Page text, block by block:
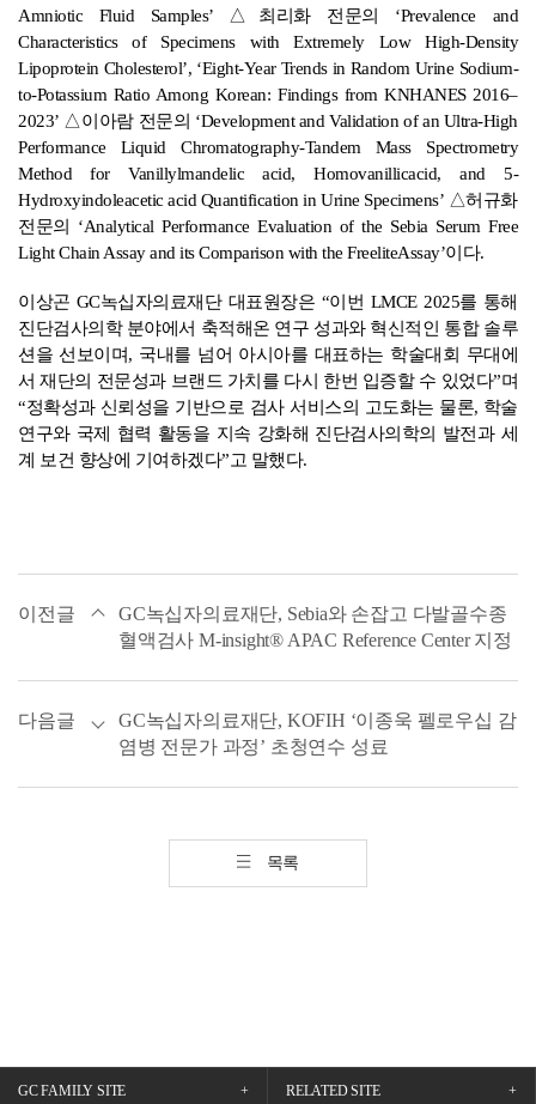
Amniotic Fluid Samples’ △최리화 전문의 ‘Prevalence and
Characteristics of Specimens with Extremely Low High-Density
Lipoprotein Cholesterol’, ‘Eight-Year Trends in Random Urine Sodium-
to-Potassium Ratio Among Korean: Findings from KNHANES 2016–
2023’ △이아람 전문의 ‘Development and Validation of an Ultra-High
Performance Liquid Chromatography-Tandem Mass Spectrometry
Method for Vanillylmandelic acid, Homovanillicacid, and 5-
Hydroxyindoleacetic acid Quantification in Urine Specimens’ △허규화
전문의 ‘Analytical Performance Evaluation of the Sebia Serum Free
Light Chain Assay and its Comparison with the FreeliteAssay’이다.
이상곤 GC녹십자의료재단 대표원장은 “이번 LMCE 2025를 통해
진단검사의학 분야에서 축적해온 연구 성과와 혁신적인 통합 솔루
션을 선보이며, 국내를 넘어 아시아를 대표하는 학술대회 무대에
서 재단의 전문성과 브랜드 가치를 다시 한번 입증할 수 있었다”며
“정확성과 신뢰성을 기반으로 검사 서비스의 고도화는 물론, 학술
연구와 국제 협력 활동을 지속 강화해 진단검사의학의 발전과 세
계 보건 향상에 기여하겠다”고 말했다.
이전글
GC녹십자의료재단, Sebia와 손잡고 다발골수종
혈액검사 M-insight® APAC Reference Center 지정
다음글
GC녹십자의료재단, KOFIH ‘이종욱 펠로우십 감
염병 전문가 과정’ 초청연수 성료
목록
GC FAMILY SITE RELATED SITE